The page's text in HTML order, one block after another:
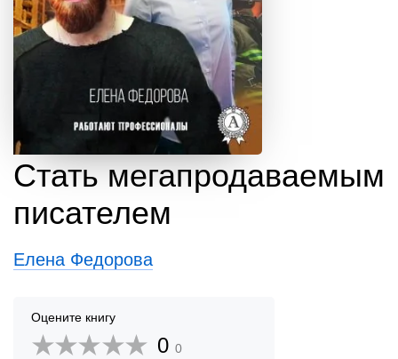
Стать мегапродаваемым
писателем
Елена Федорова
Оцените книгу
0 0